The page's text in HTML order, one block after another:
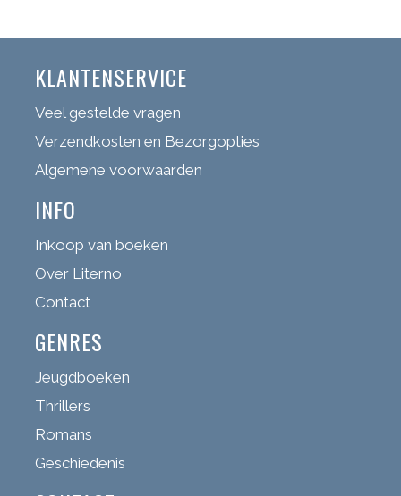
KLANTENSERVICE
Veel gestelde vragen
Verzendkosten en Bezorgopties
Algemene voorwaarden
INFO
Inkoop van boeken
Over Literno
Contact
GENRES
Jeugdboeken
Thrillers
Romans
Geschiedenis